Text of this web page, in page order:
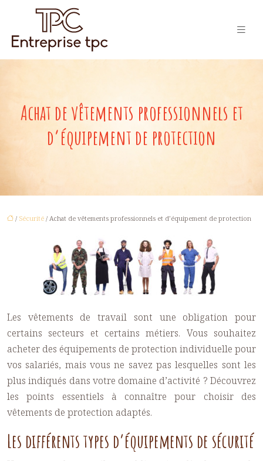
Achat de vêtements professionnels et
d’équipement de protection
/ Sécurité / Achat de vêtements professionnels et d’équipement de protection
Les vêtements de travail sont une obligation pour
certains secteurs et certains métiers. Vous souhaitez
acheter des équipements de protection individuelle pour
vos salariés, mais vous ne savez pas lesquelles sont les
plus indiqués dans votre domaine d’activité ? Découvrez
les points essentiels à connaître pour choisir des
vêtements de protection adaptés.
Les différents types d’équipements de sécurité